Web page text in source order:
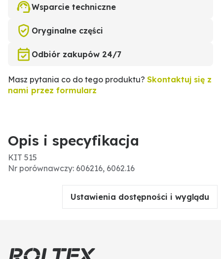
Wsparcie techniczne
Oryginalne części
Odbiór zakupów 24/7
Masz pytania co do tego produktu? Skontaktuj się z
nami przez formularz
Opis i specyfikacja
KIT 515
Nr porównawczy: 606216, 6062.16
Ustawienia dostępności i wyglądu